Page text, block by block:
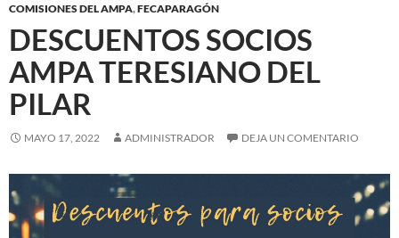
COMISIONES DEL AMPA,FECAPARAGÓN
DESCUENTOS SOCIOS
AMPA TERESIANO DEL
PILAR
MAYO 17, 2022 ADMINISTRADOR DEJA UN COMENTARIO